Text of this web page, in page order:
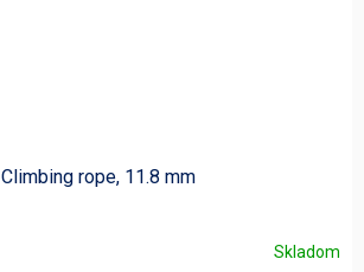
Climbing rope, 11.8 mm
Skladom